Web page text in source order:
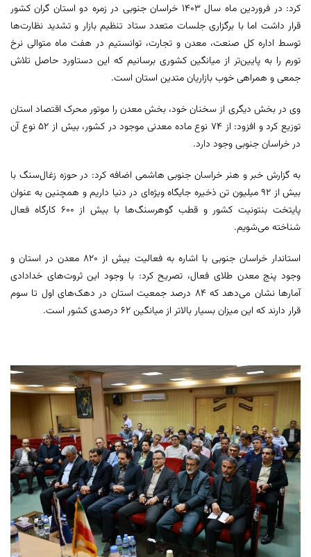
کرد: در فروردین ماه سال ۱۴۰۳ خراسان جنوبی در زمره دو استان گران کشور
قرار داشت اما با برگزاری جلسات متعدد ستاد تنظیم بازار و تشدید نظارت‌ها
توسط اداره کل صنعت، معدن و تجارت، توانستیم در هفت ماه متوالی نرخ
تورم را به پایین‌تر از میانگین کشوری برسانیم که این دستاورد حاصل تلاش
جمعی و همراهی خوب بازاریان متدین استان است.
وی در بخش دیگری از سخنان خود، بخش معدن را موتور محرک اقتصاد استان
توزیع کرد و افزود: از ۷۴ نوع ماده معدنی موجود در کشور، بیش از ۵۲ نوع آن
در خراسان جنوبی وجود دارد.
به گزارش خبر و هنر خراسان جنوبی هاشمی اضافه کرد: در حوزه زغال‌سنگ با
بیش از ۹۲ میلیون تن ذخیره جایگاه ویژه‌ای در دنیا داریم و همچنین به عنوان
پایتخت بنتونیت کشور و قطب گوهرسنگ‌ها با بیش از ۶۰۰ کارگاه فعال
شناخته می‌شویم.
استاندار خراسان جنوبی با اشاره به فعالیت بیش از ۸۲۰ معدن در استان و
وجود پنج معدن طلای فعال، تصریح کرد: با وجود این ثروت‌های خدادادی
آمارها نشان می‌دهد که ۸۴ درصد جمعیت استان در دهک‌های اول تا سوم
قرار دارند که این میزان بسیار بالاتر از میانگین ۶۲ درصدی کشور است.